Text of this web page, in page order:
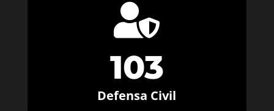

103
Defensa Civil